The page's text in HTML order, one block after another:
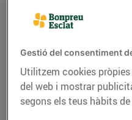
Gestió del consentiment
Utilitzem cookies pròpies
del web i mostrar
segons els teus hàbits